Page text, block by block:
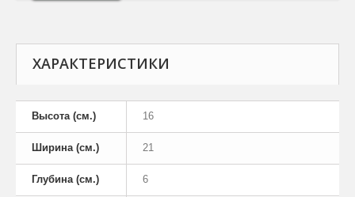
ХАРАКТЕРИСТИКИ
Высота (см.) 16
Ширина (см.) 21
Глубина (см.) 6